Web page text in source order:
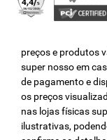
preços e produtos
super nosso em
de pagamento e
os preços
nas lojas físicas
ilustrativas,